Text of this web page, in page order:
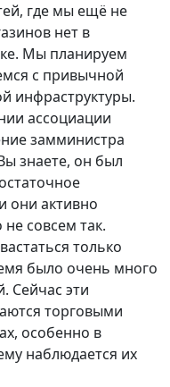
где мы ещё не
нет в
Мы планируем
с привычной
инфраструктуры.
ассоциации
замминистра
знаете, он был
они активно
совсем так.
только
было очень много
Сейчас эти
торговыми
особенно в
наблюдается их